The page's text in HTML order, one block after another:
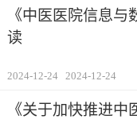
《中医医院信息
读
2024-12-24 2024-12-24
《关于加快推进